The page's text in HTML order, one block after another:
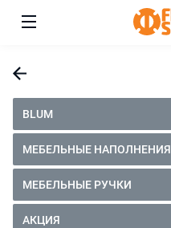
BLUM
МЕБЕЛЬНЫЕ НАПОЛНЕНИЯ
МЕБЕЛЬНЫЕ РУЧКИ
АКЦИЯ